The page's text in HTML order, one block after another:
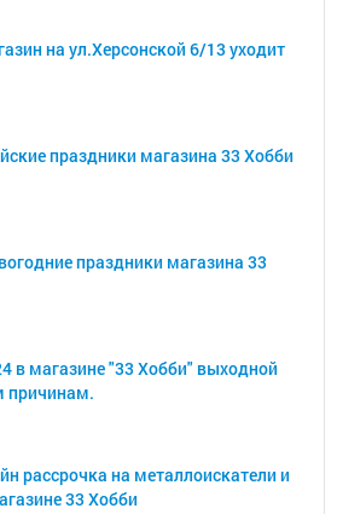
на ул.Херсонской 6/13 уходит
праздники магазина 33 Хобби
праздники магазина 33
в магазине "33 Хобби" выходной
причинам.
рассрочка на металлоискатели и
33 Хобби